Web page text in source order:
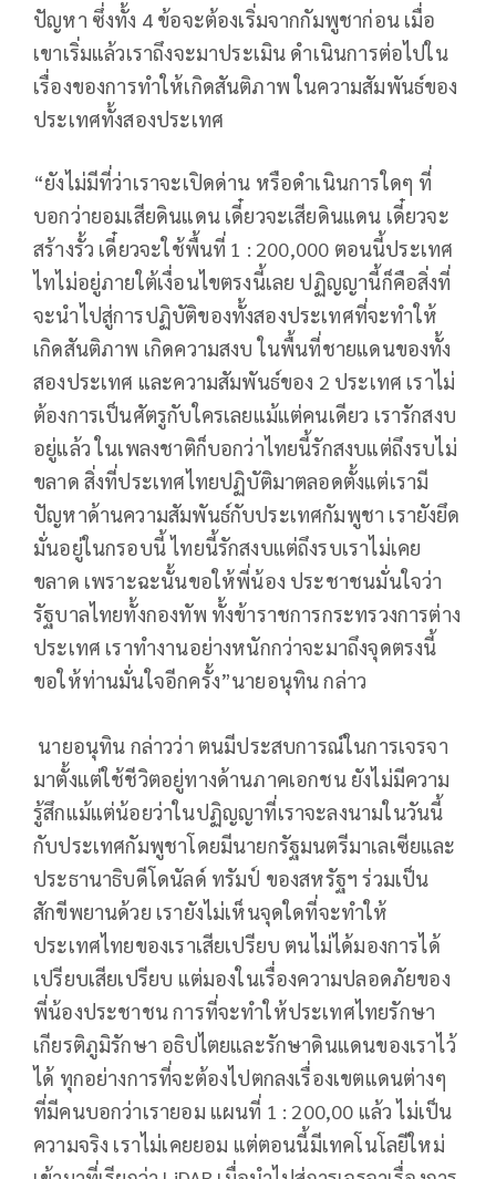
ปัญหา ซึ่งทั้ง 4 ข้อจะต้องเริ่มจากกัมพูชาก่อน เมื่อ
เขาเริ่มแล้วเราถึงจะมาประเมิน ดำเนินการต่อไปใน
เรื่องของการทำให้เกิดสันติภาพ ในความสัมพันธ์ของ
ประเทศทั้งสองประเทศ
“ยังไม่มีที่ว่าเราจะเปิดด่าน หรือดำเนินการใดๆ ที่
บอกว่ายอมเสียดินแดน เดี๋ยวจะเสียดินแดน เดี๋ยวจะ
สร้างรั้ว เดี๋ยวจะใช้พื้นที่ 1 : 200,000 ตอนนี้ประเทศ
ไทไม่อยู่ภายใต้เงื่อนไขตรงนี้เลย ปฏิญญานี้ก็คือสิ่งที่
จะนำไปสู่การปฏิบัติของทั้งสองประเทศที่จะทำให้
เกิดสันติภาพ เกิดความสงบ ในพื้นที่ชายแดนของทั้ง
สองประเทศ และความสัมพันธ์ของ 2 ประเทศ เราไม่
ต้องการเป็นศัตรูกับใครเลยแม้แต่คนเดียว เรารักสงบ
อยู่แล้ว ในเพลงชาติก็บอกว่าไทยนี้รักสงบแต่ถึงรบไม่
ขลาด สิ่งที่ประเทศไทยปฏิบัติมาตลอดตั้งแต่เรามี
ปัญหาด้านความสัมพันธ์กับประเทศกัมพูชา เรายังยึด
มั่นอยู่ในกรอบนี้ ไทยนี้รักสงบแต่ถึงรบเราไม่เคย
ขลาด เพราะฉะนั้นขอให้พี่น้อง ประชาชนมั่นใจว่า
รัฐบาลไทยทั้งกองทัพ ทั้งข้าราชการกระทรวงการต่าง
ประเทศ เราทำงานอย่างหนักกว่าจะมาถึงจุดตรงนี้
ขอให้ท่านมั่นใจอีกครั้ง”นายอนุทิน กล่าว
นายอนุทิน กล่าวว่า ตนมีประสบการณ์ในการเจรจา
มาตั้งแต่ใช้ชีวิตอยู่ทางด้านภาคเอกชน ยังไม่มีความ
รู้สึกแม้แต่น้อยว่าในปฏิญญาที่เราจะลงนามในวันนี้
กับประเทศกัมพูชาโดยมีนายกรัฐมนตรีมาเลเซียและ
ประธานาธิบดีโดนัลด์ ทรัมป์ ของสหรัฐฯ ร่วมเป็น
สักขีพยานด้วย เรายังไม่เห็นจุดใดที่จะทำให้
ประเทศไทยของเราเสียเปรียบ ตนไม่ได้มองการได้
เปรียบเสียเปรียบ แต่มองในเรื่องความปลอดภัยของ
พี่น้องประชาชน การที่จะทำให้ประเทศไทยรักษา
เกียรติภูมิรักษา อธิปไตยและรักษาดินแดนของเราไว้
ได้ ทุกอย่างการที่จะต้องไปตกลงเรื่องเขตแดนต่างๆ
ที่มีคนบอกว่าเรายอม แผนที่ 1 : 200,00 แล้ว ไม่เป็น
ความจริง เราไม่เคยยอม แต่ตอนนี้มีเทคโนโลยีใหม่